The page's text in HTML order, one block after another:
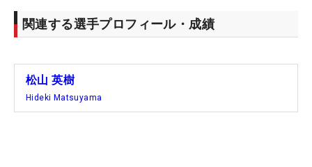
関連する選手プロフィール・成績
松山 英樹
Hideki Matsuyama